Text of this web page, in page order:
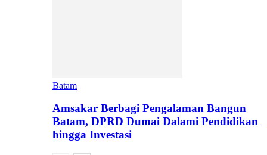
Batam
Amsakar Berbagi Pengalaman Bangun
Batam, DPRD Dumai Dalami Pendidikan
hingga Investasi